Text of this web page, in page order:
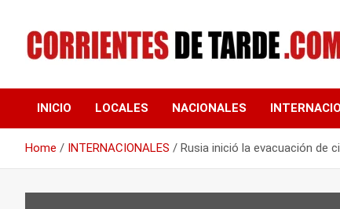
content
CORRIENTES DE
TARDE
INICIO LOCALES NACIONALES
Home INTERNACIONALES Rusia inició la evacuación de